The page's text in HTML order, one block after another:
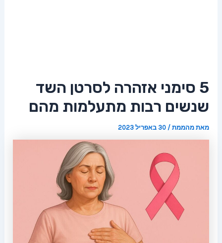
5 סימני אזהרה לסרטן השד
שנשים רבות מתעלמות מהם
מאתמהממת/30 באפריל 2023